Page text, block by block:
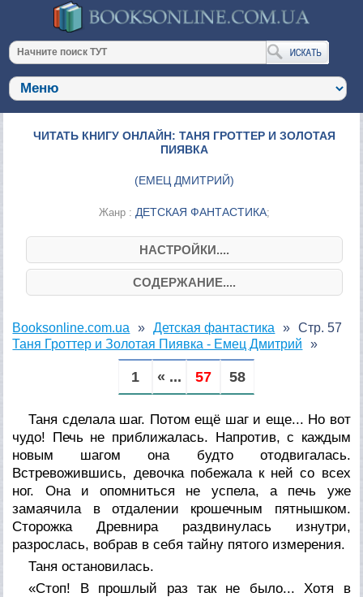
ЧИТАТЬ КНИГУ ОНЛАЙН: ТАНЯ ГРОТТЕР И ЗОЛОТАЯ
ПИЯВКА
(ЕМЕЦ ДМИТРИЙ)
Жанр : ДЕТСКАЯ ФАНТАСТИКА;
НАСТРОЙКИ....
СОДЕРЖАНИЕ....
Booksonline.com.ua
Детская фантастика
Таня Гроттер и Золотая Пиявка - Емец Дмитрий
Стр. 57
1 « ... 57 58
Таня сделала шаг. Потом ещё шаг и еще... Но вот
чудо! Печь не приближалась. Напротив, с каждым
новым шагом она будто отодвигалась.
Встревожившись, девочка побежала к ней со всех
ног. Она и опомниться не успела, а печь уже
замаячила в отдалении крошечным пятнышком.
Сторожка Древнира раздвинулась изнутри,
разрослась, вобрав в себя тайну пятого измерения.
Таня остановилась.
«Стоп! В прошлый раз так не было... Хотя в